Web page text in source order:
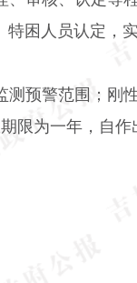
困人员认定，
预警范围；刚
限为一年，自